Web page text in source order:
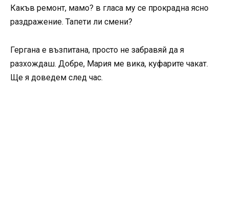
Какъв ремонт, мамо? в гласа му се прокрадна ясно
раздражение. Тапети ли смени?
Гергана е възпитана, просто не забравяй да я
разхождаш. Добре, Мария ме вика, куфарите чакат.
Ще я доведем след час.